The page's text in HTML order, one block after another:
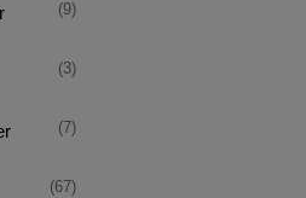
(9)
(3)
(7)
(67)